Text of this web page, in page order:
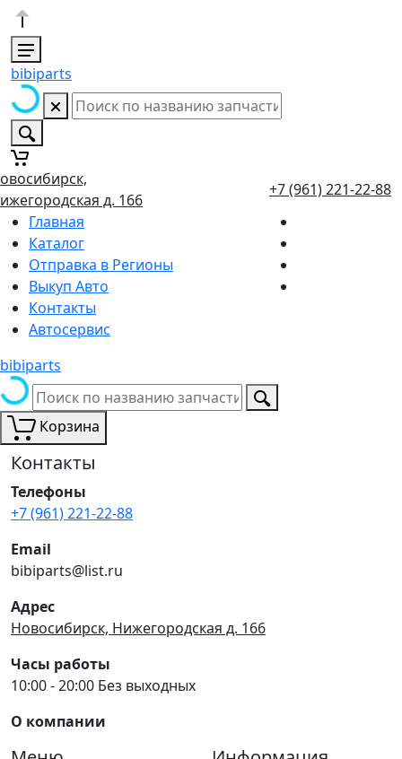
bibiparts
д. 166
+7 (961) 221-22-88
Главная
Каталог
Отправка в Регионы
Выкуп Авто
Контакты
Автосервис
bibiparts
Корзина
Контакты
Телефоны
+7 (961) 221-22-88
Email
bibiparts@list.ru
Адрес
Новосибирск, Нижегородская д. 166
Часы работы
10:00 - 20:00 Без выходных
О компании